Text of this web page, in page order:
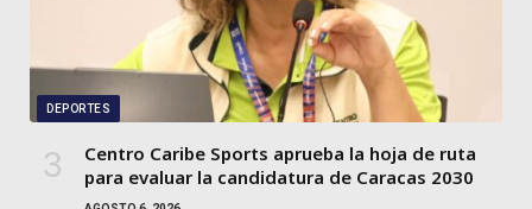
DEPORTES
Centro Caribe Sports aprueba la hoja de ruta
para evaluar la candidatura de Caracas 2030